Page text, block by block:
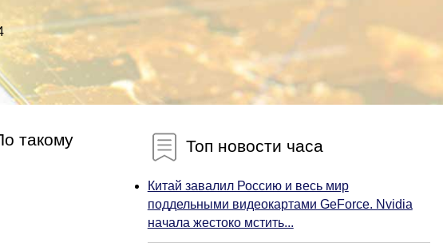
такому
Топ новости часа
Китай завалил Россию и весь мир
поддельными видеокартами GeForce. Nvidia
начала жестоко мстить...